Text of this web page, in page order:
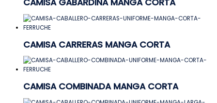
CAMISA CARRERAS MANGA CORTA
CAMISA COMBINADA MANGA CORTA